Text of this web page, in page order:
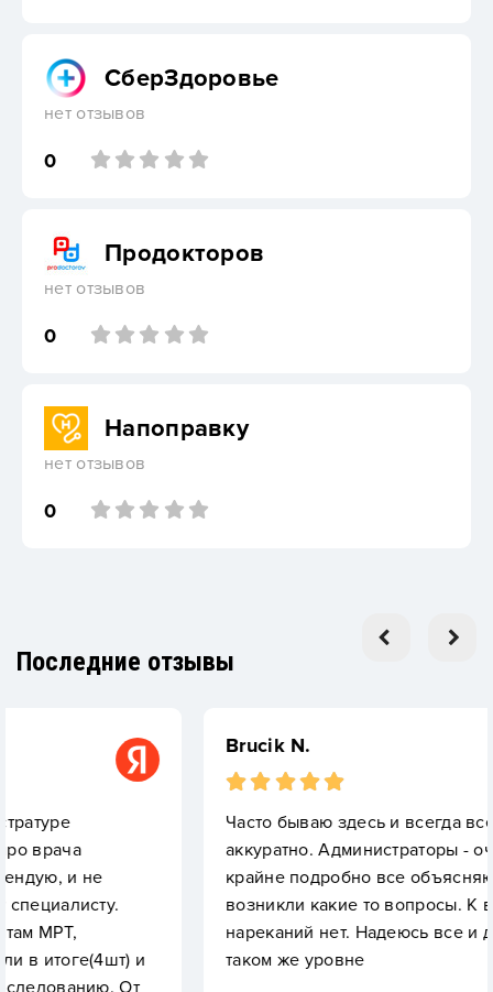
СберЗдоровье
нет отзывов
0
Продокторов
нет отзывов
0
Напоправку
нет отзывов
0
Последние отзывы
и
Brucik N.
Часто бываю здесь и всегда все чисто,
аккуратно. Администраторы - очень
крайне подробно все объясняют, если вдруг
возникли какие то вопросы. К врачам
нареканий нет. Надеюсь все и дальше будет
таком же уровне